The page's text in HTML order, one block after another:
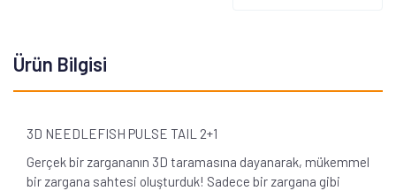
Ürün Bilgisi
3D NEEDLEFISH PULSE TAIL 2+1
Gerçek bir zargananın 3D taramasına dayanarak, mükemmel
bir zargana sahtesi oluşturduk! Sadece bir zargana gibi